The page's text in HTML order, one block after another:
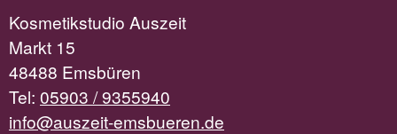
Kosmetikstudio Auszeit
Markt 15
48488 Emsbüren
Tel: 05903 / 9355940
info@auszeit-emsbueren.de